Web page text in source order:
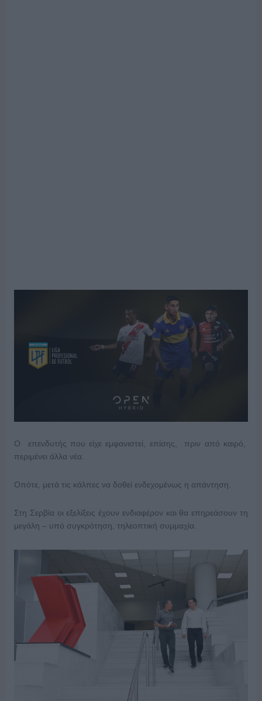
Ο επενδυτής που είχε εμφανιστεί, επίσης, πριν από καιρό,
περιμένει άλλα νέα.
Οπότε, μετά τις κάλπες να δοθεί ενδεχομένως η απάντηση.
Στη Σερβία οι εξελίξεις έχουν ενδιαφέρον και θα επηρεάσουν τη
μεγάλη – υπό συγκρότηση, τηλεοπτική συμμαχία.